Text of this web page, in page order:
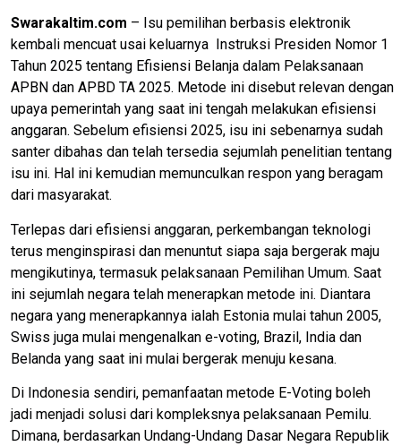
Swarakaltim.com – Isu pemilihan berbasis elektronik
kembali mencuat usai keluarnya Instruksi Presiden Nomor 1
Tahun 2025 tentang Efisiensi Belanja dalam Pelaksanaan
APBN dan APBD TA 2025. Metode ini disebut relevan dengan
upaya pemerintah yang saat ini tengah melakukan efisiensi
anggaran. Sebelum efisiensi 2025, isu ini sebenarnya sudah
santer dibahas dan telah tersedia sejumlah penelitian tentang
isu ini. Hal ini kemudian memunculkan respon yang beragam
dari masyarakat.
Terlepas dari efisiensi anggaran, perkembangan teknologi
terus menginspirasi dan menuntut siapa saja bergerak maju
mengikutinya, termasuk pelaksanaan Pemilihan Umum. Saat
ini sejumlah negara telah menerapkan metode ini. Diantara
negara yang menerapkannya ialah Estonia mulai tahun 2005,
Swiss juga mulai mengenalkan e-voting, Brazil, India dan
Belanda yang saat ini mulai bergerak menuju kesana.
Di Indonesia sendiri, pemanfaatan metode E-Voting boleh
jadi menjadi solusi dari kompleksnya pelaksanaan Pemilu.
Dimana, berdasarkan Undang-Undang Dasar Negara Republik